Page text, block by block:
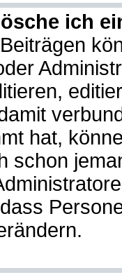
ich
hat,
schon